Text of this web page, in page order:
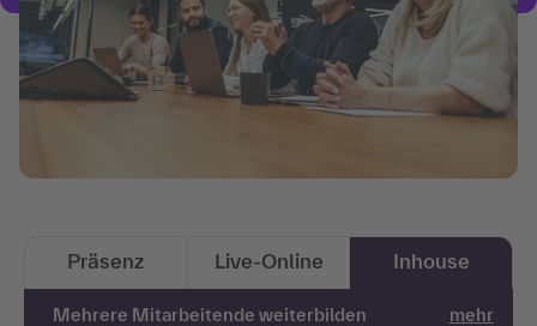
Präsenz Live-Online Inhouse
Mehrere Mitarbeitende weiterbilden mehr